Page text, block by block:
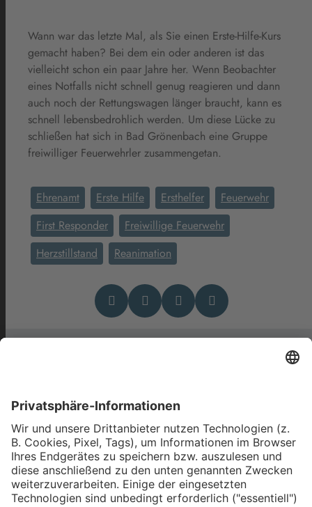
Wann war das letzte Mal, als Sie einen Erste-Hilfe-Kurs
gemacht haben? Bei dem ein oder anderen ist das
vielleicht schon ein paar Jahre her. Wenn Beobachter
eines Notfalls nicht schnell genug reagieren und dann
auch noch der Rettungswagen länger braucht, kann es
schnell lebensbedrohlich werden. Um diese Lücke zu
schließen hat sich in Bad Grönenbach eine Gruppe
freiwilliger Feuerwehrler zusammengetan.
Ehrenamt Erste Hilfe Ersthelfer
Feuerwehr
First Responder
Freiwillige Feuerwehr
Herzstillstand
Reanimation
interessieren
Hilfe für Bienen, Burgen und
bei Notfällen: Land und Leute
aus der VG Seeg